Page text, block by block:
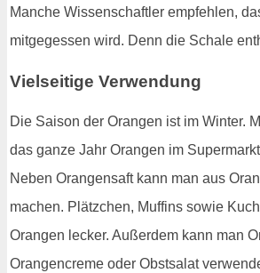
Manche Wissenschaftler empfehlen,
mitgegessen wird. Denn die Schale
Vielseitige Verwendung
Die Saison der Orangen ist im Winter.
das ganze Jahr Orangen im
Neben Orangensaft kann man aus
machen. Plätzchen, Muffins sowie
Orangen lecker. Außerdem kann man
Orangencreme oder Obstsalat